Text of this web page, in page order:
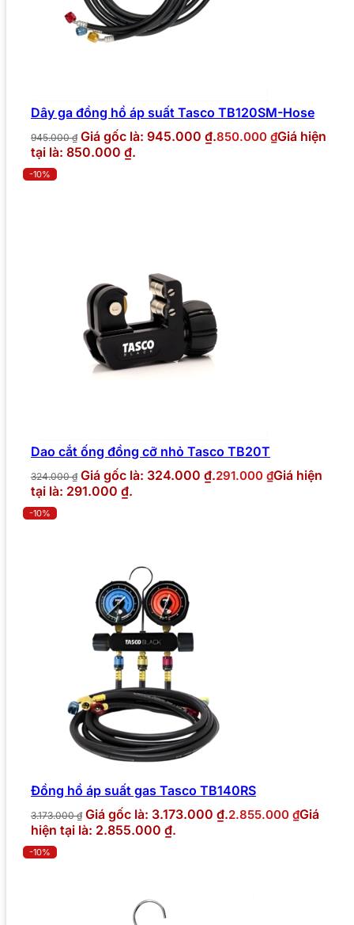
Dây ga đồng hồ áp suất Tasco TB120SM-Hose
945.000₫ Giá gốc là: 945.000 ₫.850.000 ₫Giá hiện
tại là: 850.000 ₫.
-10%
Dao cắt ống đồng cỡ nhỏ Tasco TB20T
324.000₫ Giá gốc là: 324.000 ₫.291.000 ₫Giá hiện
tại là: 291.000 ₫.
-10%
Đồng hồ áp suất gas Tasco TB140RS
3.173.000₫ Giá gốc là: 3.173.000 ₫.2.855.000 ₫Giá
hiện tại là: 2.855.000 ₫.
-10%